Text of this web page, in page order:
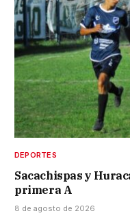
DEPORTES
Sacachispas y
primera A
8 de agosto de 2026